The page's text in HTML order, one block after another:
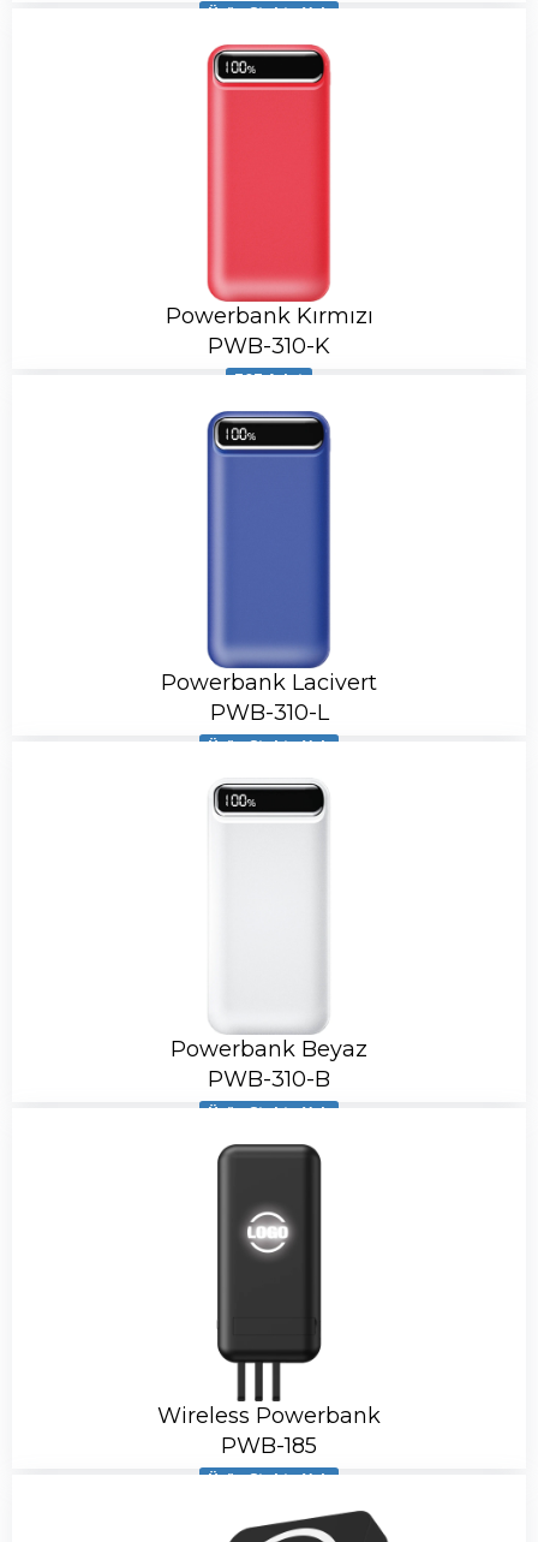
Ürün Stokta Yok
Powerbank Kırmızı
PWB-310-K
303 Adet
Powerbank Lacivert
PWB-310-L
Ürün Stokta Yok
Powerbank Beyaz
PWB-310-B
Ürün Stokta Yok
Wireless Powerbank
PWB-185
Ürün Stokta Yok